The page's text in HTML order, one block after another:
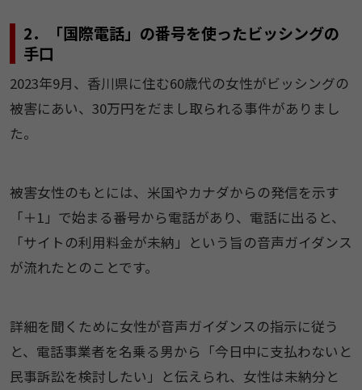
2．「国際電話」の番号を使ったビッシングの
手口
2023年9月、香川県に住む60歳代の女性がビッシングの
被害にあい、30万円をだまし取られる事件がありまし
た。
被害女性のもとには、米国やカナダからの発信を示す
「＋1」で始まる番号から電話があり、電話に出ると、
「サイトの利用料金が未納」という旨の音声ガイダンス
が流れたとのことです。
詳細を聞くために女性が音声ガイダンスの指示に従う
と、電話事業者を名乗る男から「今日中に支払わないと
民事訴訟を検討したい」と伝えられ、女性は未納分と